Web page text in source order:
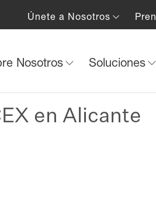
Únete a Nosotros
Nosotros Soluciones
en Alicante